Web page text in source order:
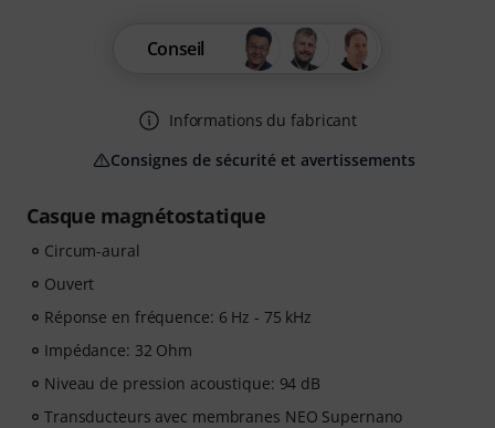
Casque magnétostatique
Circum-aural
Ouvert
Réponse en fréquence: 6 Hz - 75 kHz
Impédance: 32 Ohm
Niveau de pression acoustique: 94 dB
Transducteurs avec membranes NEO Supernano
Conseil
Informations du fabricant
Consignes de sécurité et avertissements